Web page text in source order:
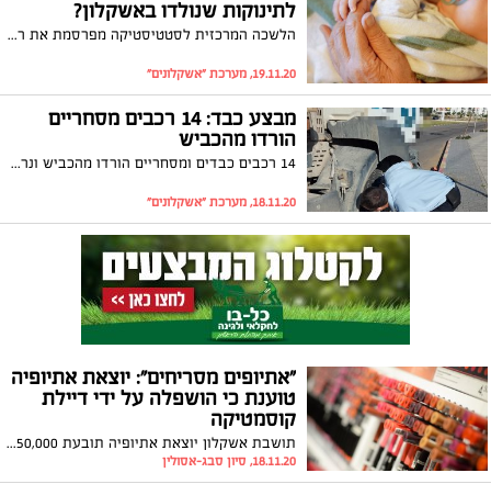
לתינוקות שנולדו באשקלון?
הלשכה המרכזית לסטטיסטיקה מפרסמת את רשימת השמות הפרטיים הנפוצים ביותר שניתנו לילדים בשנת 2019 בישראל. ומה היו השמות הנפוצים באשקלון לשנה זאת? רשימת 20 השמות המובילים לבנים ולבנות
19.11.20, מערכת "אשקלונים"
מבצע כבד: 14 רכבים מסחריים
הורדו מהכביש
14 רכבים כבדים ומסחריים הורדו מהכביש ונרשמו 57 דו"חות, לאחר פעילות אכיפה ממוקדת של שוטרי משטרת ישראל באשקלון. במהלך הפעילות, נמצאו ליקויים בטיחותיים חמורים המסכנים חיי אדם בדרכים
18.11.20, מערכת "אשקלונים"
"אתיופים מסריחים": יוצאת אתיופיה
טוענת כי הושפלה על ידי דיילת
קוסמטיקה
תושבת אשקלון יוצאת אתיופיה תובעת 50,000 ₪ מרשת "קרליין". זאת לאחר שלטענתה אחת העובדות בחברה כינתה אותה ואת בנה "אתיופים מסריחים". הדיילת הושעתה ומחברת "קרליין" נמסר: "מבקשים לגנות בתוקף כל ביטוי של גזענות"
18.11.20, סיון סבג-אסולין